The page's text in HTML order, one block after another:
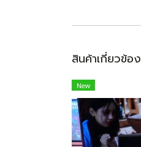
สินค้าเกี่ยวข้อง
New